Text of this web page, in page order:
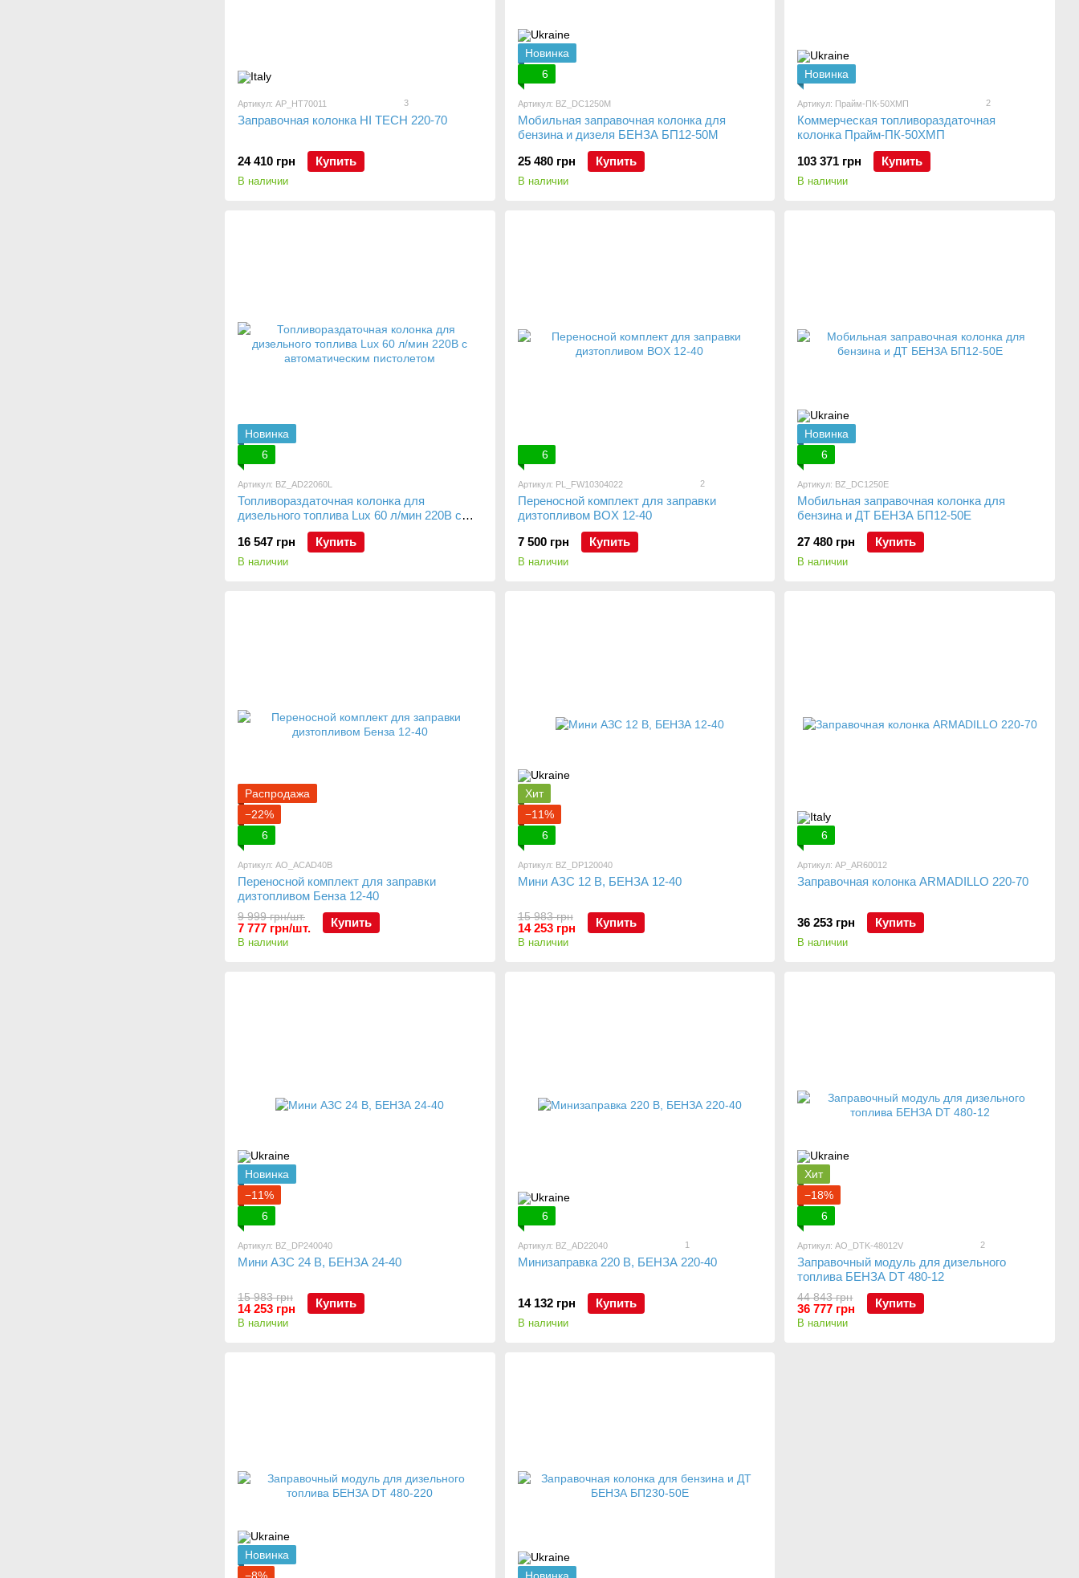
Артикул: AP_HT70011 3
Заправочная колонка HI TECH 220-70
24 410 грн Купить
В наличии
Новинка
6
Артикул: BZ_DC1250М
Мобильная заправочная колонка для
бензина и дизеля БЕНЗА БП12-50M
25 480 грн
Купить
В наличии
Новинка
Артикул: Прайм-ПК-50ХМП 2
Коммерческая топливораздаточная
колонка Прайм-ПК-50ХМП
103 371 грн
Купить
В наличии
Новинка
6
Артикул: BZ_AD22060L
Топливораздаточная колонка для
дизельного топлива Lux 60 л/мин 220В с
автоматическим пистолетом
16 547 грн
Купить
В наличии
6
Артикул: PL_FW10304022 2
Переносной комплект для заправки
дизтопливом BOX 12-40
7 500 грн
Купить
В наличии
Новинка
6
Артикул: BZ_DC1250E
Мобильная заправочная колонка для
бензина и ДТ БЕНЗА БП12-50Е
27 480 грн
Купить
В наличии
Распродажа
−22%
6
Артикул: AO_ACAD40B
Переносной комплект для заправки
дизтопливом Бенза 12-40
9 999 грн/шт.
7 777 грн/шт. Купить
В наличии
Хит
−11%
6
Артикул: BZ_DP120040
Мини АЗС 12 В, БЕНЗА 12-40
15 983 грн
14 253 грн Купить
В наличии
6
Артикул: AP_AR60012
Заправочная колонка ARMADILLO 220-70
36 253 грн Купить
В наличии
Новинка
−11%
6
Артикул: BZ_DP240040
Мини АЗС 24 В, БЕНЗА 24-40
15 983 грн
14 253 грн Купить
В наличии
6
Артикул: BZ_AD22040 1
Минизаправка 220 В, БЕНЗА 220-40
14 132 грн Купить
В наличии
Хит
−18%
6
Артикул: AO_DTK-48012V 2
Заправочный модуль для дизельного
топлива БЕНЗА DT 480-12
44 843 грн
36 777 грн Купить
В наличии
Новинка